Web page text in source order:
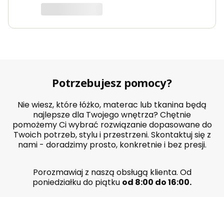
Potrzebujesz pomocy?
Nie wiesz, które łóżko, materac lub tkanina będą
najlepsze dla Twojego wnętrza? Chętnie
pomożemy Ci wybrać rozwiązanie dopasowane do
Twoich potrzeb, stylu i przestrzeni. Skontaktuj się z
nami - doradzimy prosto, konkretnie i bez presji.
Porozmawiaj z naszą obsługą klienta. Od
poniedziałku do piątku od 8:00 do 16:00.